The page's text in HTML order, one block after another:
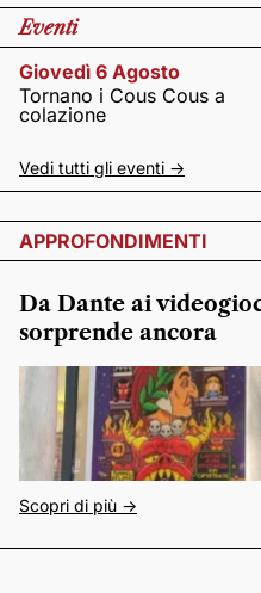
Eventi
Giovedì 6 Agosto
Tornano i Cous Cous a
colazione
Vedi tutti gli eventi ->
APPROFONDIMENTI
Da Dante ai
sorprende ancora
Scopri di più ->